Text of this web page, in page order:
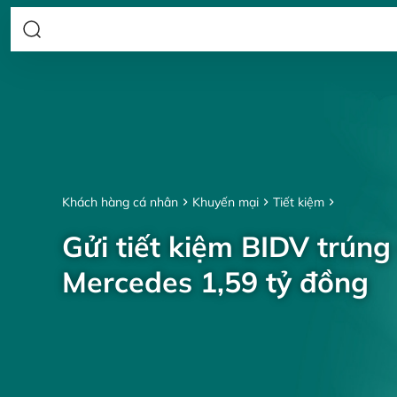
Khách hàng cá nhân Khuyến mại Tiết kiệm
Gửi tiết kiệm BIDV
Mercedes 1,59 tỷ đồng